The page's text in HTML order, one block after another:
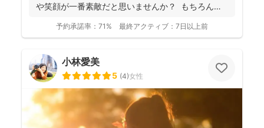
や笑顔が一番素敵だと思いませんか？ もちろん、
予約承諾率： 71% 最終アクティブ： 7日以上前
小林愛美
5 (4)女性